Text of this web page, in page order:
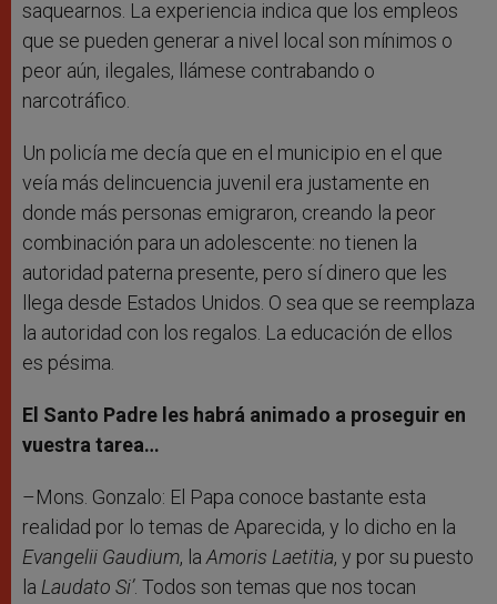
saquearnos. La experiencia indica que los empleos
que se pueden generar a nivel local son mínimos o
peor aún, ilegales, llámese contrabando o
narcotráfico.
Un policía me decía que en el municipio en el que
veía más delincuencia juvenil era justamente en
donde más personas emigraron, creando la peor
combinación para un adolescente: no tienen la
autoridad paterna presente, pero sí dinero que les
llega desde Estados Unidos. O sea que se reemplaza
la autoridad con los regalos. La educación de ellos
es pésima.
El Santo Padre les habrá animado a proseguir en
vuestra tarea…
–Mons. Gonzalo: El Papa conoce bastante esta
realidad por lo temas de Aparecida, y lo dicho en la
Evangelii Gaudium, laAmoris Laetitia, y por su puesto
la Laudato Si’. Todos son temas que nos tocan